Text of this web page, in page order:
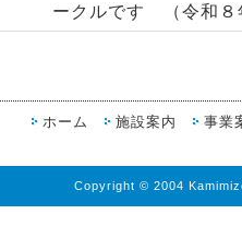
ークルです （令和８
ホーム 施設案内 事業
Copyright © 2004